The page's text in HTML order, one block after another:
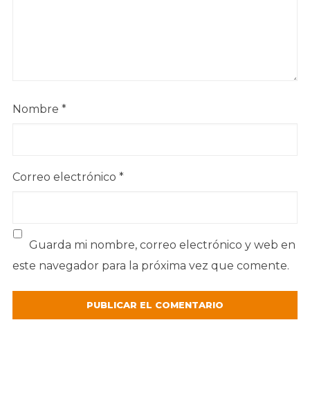
Nombre *
Correo electrónico *
Guarda mi nombre, correo electrónico y web en
este navegador para la próxima vez que comente.